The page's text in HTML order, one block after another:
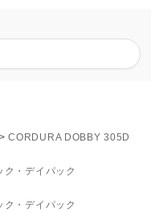
CORDURA DOBBY 305D
ク・デイパック
ク・デイパック